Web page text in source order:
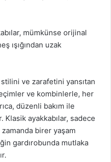
mümkünse orijinal
ışığından uzak
ve zarafetini yansıtan
ve kombinlerle, her
düzenli bakım ile
Klasik ayakkabılar, sadece
birer yaşam
gardırobunda mutlaka